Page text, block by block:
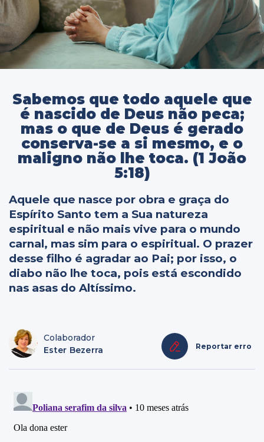
Sabemos que todo aquele que
é nascido de Deus não peca;
mas o que de Deus é gerado
conserva-se a si mesmo, e o
maligno não lhe toca. (1 João
5:18)
Aquele que nasce por obra e graça do
Espírito Santo tem a Sua natureza
espiritual e não mais vive para o mundo
carnal, mas sim para o espiritual. O prazer
desse filho é agradar ao Pai; por isso, o
diabo não lhe toca, pois está escondido
nas asas do Altíssimo.
Colaborador
Ester Bezerra
Reportar erro